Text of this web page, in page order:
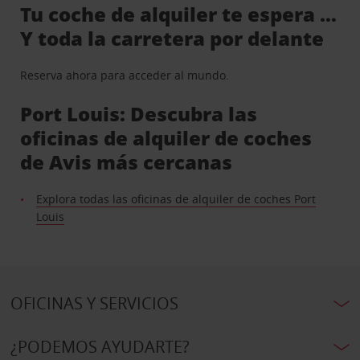
Tu coche de alquiler te espera …
Y toda la carretera por delante
Reserva ahora para acceder al mundo.
Port Louis: Descubra las
oficinas de alquiler de coches
de Avis más cercanas
Explora todas las oficinas de alquiler de coches Port
Louis
OFICINAS Y SERVICIOS
¿PODEMOS AYUDARTE?